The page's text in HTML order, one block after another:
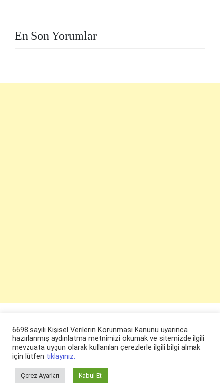
En Son Yorumlar
© ruyaevi.com 2022
6698 sayılı Kişisel Verilerin Korunması Kanunu uyarınca
hazırlanmış aydınlatma metnimizi okumak ve sitemizde ilgili
mevzuata uygun olarak kullanılan çerezlerle ilgili bilgi almak
için lütfen tıklayınız.
Çerez Ayarları Kabul Et